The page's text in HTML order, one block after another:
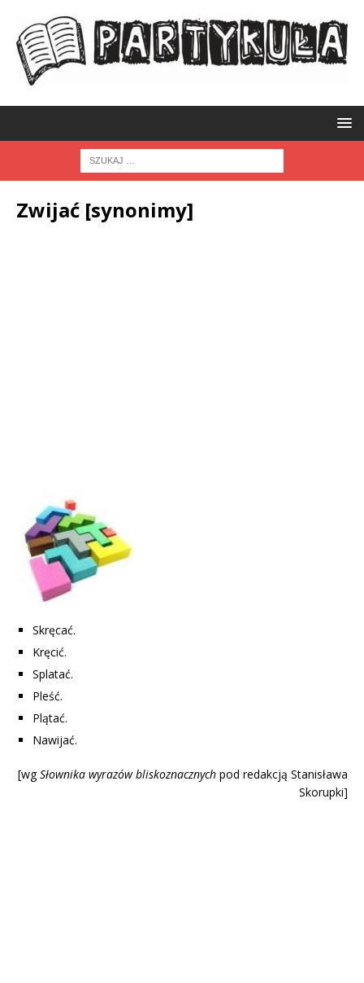
Zwijać [synonimy]
Skręcać.
Kręcić.
Splatać.
Pleść.
Plątać.
Nawijać.
[wgSłownika wyrazów bliskoznacznych pod redakcją Stanisława
Skorupki]